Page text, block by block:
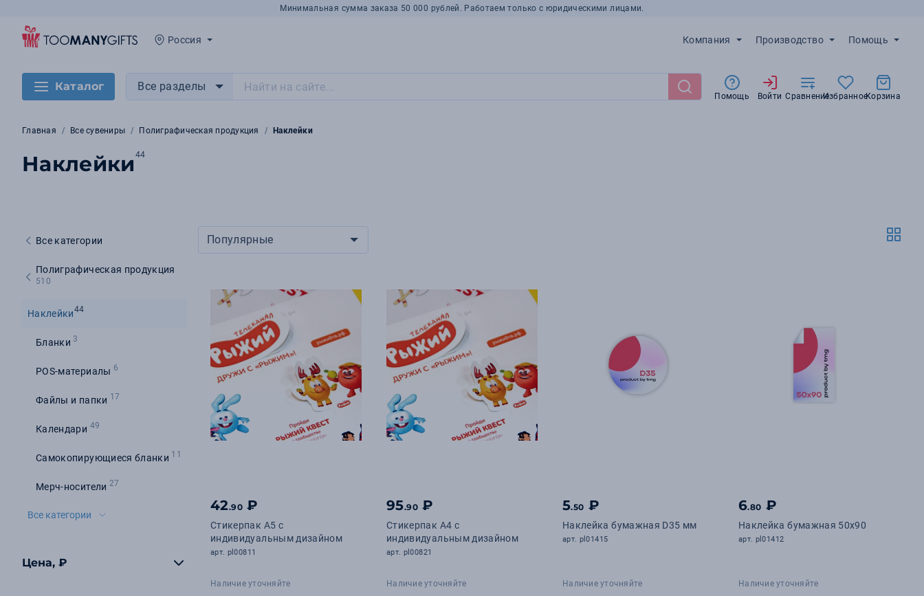
Минимальная сумма заказа 50 000 рублей. Работаем только с юридическими лицами.
Россия Компания Производство Помощь
Каталог Все разделы
Помощь Войти СравнениеИзбранноеКорзина
Главная Все сувениры Полиграфическая продукция Наклейки
Наклейки 44
Все категории
Полиграфическая продукция
510
Наклейки44
Бланки 3
POS-материалы 6
Файлы и папки 17
Календари 49
Самокопирующиеся бланки 11
Мерч-носители 27
Все категории
Цена, ₽
Популярные
42.90 ₽
Стикерпак А5 с
индивидуальным дизайном
арт. pl00811
Наличие уточняйте
95.90 ₽
Стикерпак А4 с
индивидуальным дизайном
арт. pl00821
Наличие уточняйте
5.50 ₽
Наклейка бумажная D35 мм
арт. pl01415
Наличие уточняйте
6.80 ₽
Наклейка бумажная 50х90
арт. pl01412
Наличие уточняйте